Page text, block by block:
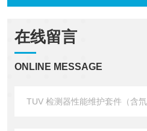
在线留言
ONLINE MESSAGE